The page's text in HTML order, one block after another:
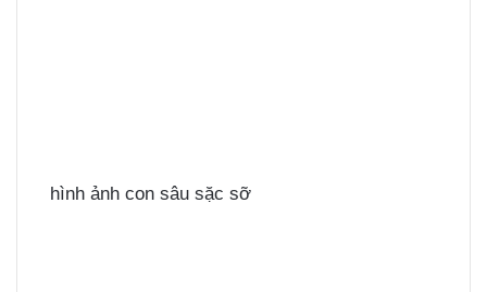
hình ảnh con sâu sặc sỡ